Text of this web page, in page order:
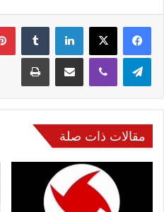
فيسبوك لينكدإن
مقالات ذات صلة